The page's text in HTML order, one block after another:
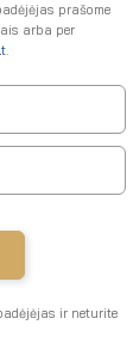
prašome
arba per
.
ir neturite